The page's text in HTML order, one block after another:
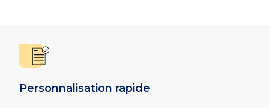
Personnalisation rapide